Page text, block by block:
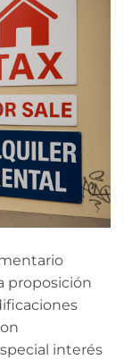
proposición
interés